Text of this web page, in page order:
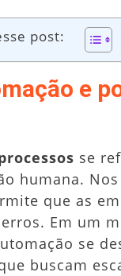
post:
e
se
humana.
que as
Em um
se
buscam